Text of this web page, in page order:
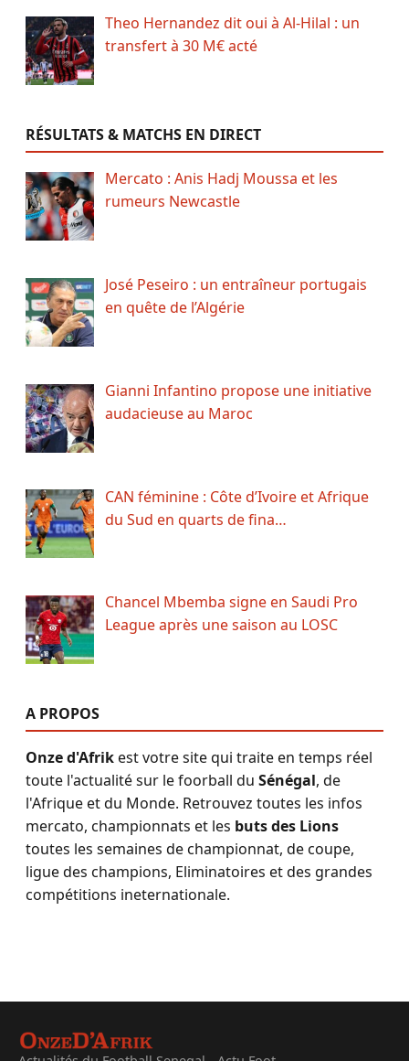
Theo Hernandez dit oui à Al-Hilal : un
transfert à 30 M€ acté
RÉSULTATS & MATCHS EN DIRECT
Mercato : Anis Hadj Moussa et les
rumeurs Newcastle
José Peseiro : un entraîneur portugais
en quête de l’Algérie
Gianni Infantino propose une initiative
audacieuse au Maroc
CAN féminine : Côte d’Ivoire et Afrique
du Sud en quarts de fina…
Chancel Mbemba signe en Saudi Pro
League après une saison au LOSC
A PROPOS
Onze d'Afrikest votre site qui traite en temps réel
toute l'actualité sur le foorball du Sénégal, de
l'Afrique et du Monde. Retrouvez toutes les infos
mercato, championnats et les buts des Lions
toutes les semaines de championnat, de coupe,
ligue des champions, Eliminatoires et des grandes
compétitions ineternationale.